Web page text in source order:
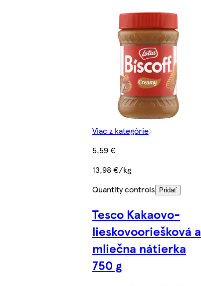
Viac z kategórie
5,59 €
13,98 €/kg
Quantity controls
Pridať
Tesco Kakaovo-
lieskovooriešková a
mliečna nátierka
750 g